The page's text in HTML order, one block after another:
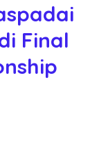
Final